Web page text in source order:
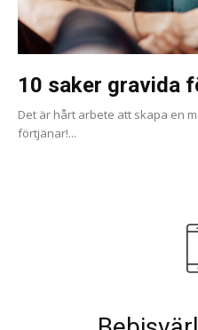
10 saker gravida
Det är hårt arbete att skapa en
förtjänar!...